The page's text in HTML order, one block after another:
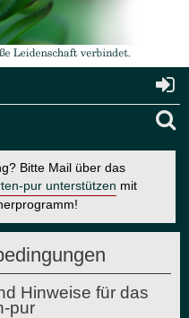
Bitte Mail über das
pur unterstützen mit
Hinweise für das
pur